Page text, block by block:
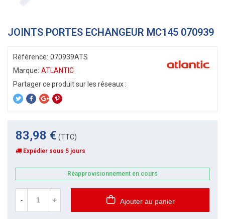
JOINTS PORTES ECHANGEUR MC145 070939
Référence: 070939ATS
Marque: ATLANTIC
83,98 € (TTC)
Expédier sous 5 jours
Réapprovisionnement en cours
- + Ajouter au panier